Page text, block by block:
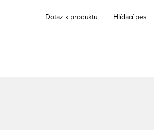
Dotaz k produktu Hlídací pes